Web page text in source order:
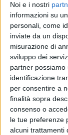
Noi e i nostri
informazioni su
personali, come
inviate da un
misurazione di
sviluppo dei
partner possiamo
identificazione
per consentire a
finalità sopra
consenso o
le tue preferenze
alcuni trattamenti
TUTTI I NOMI 11
Sanremo
La finale
vincitori che
Proposte di
diMaria Vittoria